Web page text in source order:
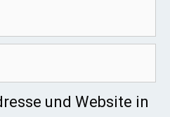
und Website in